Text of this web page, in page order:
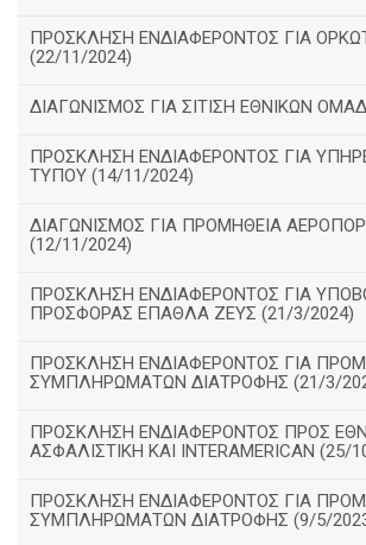
ΠΡΟΣΚΛΗΣΗ ΕΝΔΙΑΦΕΡΟΝΤΟΣ ΓΙΑ
(22/11/2024)
ΔΙΑΓΩΝΙΣΜΟΣ ΓΙΑ ΣΙΤΙΣΗ ΕΘΝΙΚΩΝ
ΠΡΟΣΚΛΗΣΗ ΕΝΔΙΑΦΕΡΟΝΤΟΣ ΓΙΑ
ΤΥΠΟΥ (14/11/2024)
ΔΙΑΓΩΝΙΣΜΟΣ ΓΙΑ ΠΡΟΜΗΘΕΙΑ
(12/11/2024)
ΠΡΟΣΚΛΗΣΗ ΕΝΔΙΑΦΕΡΟΝΤΟΣ ΓΙΑ
ΠΡΟΣΦΟΡΑΣ ΕΠΑΘΛΑ ΖΕΥΣ (21/3/2024)
ΠΡΟΣΚΛΗΣΗ ΕΝΔΙΑΦΕΡΟΝΤΟΣ ΓΙΑ
ΣΥΜΠΛΗΡΩΜΑΤΩΝ ΔΙΑΤΡΟΦΗΣ (21/3/
ΠΡΟΣΚΛΗΣΗ ΕΝΔΙΑΦΕΡΟΝΤΟΣ ΠΡΟΣ
ΑΣΦΑΛΙΣΤΙΚΗ ΚΑΙ INTERAMERICAN (25/
ΠΡΟΣΚΛΗΣΗ ΕΝΔΙΑΦΕΡΟΝΤΟΣ ΓΙΑ
ΣΥΜΠΛΗΡΩΜΑΤΩΝ ΔΙΑΤΡΟΦΗΣ (9/5/